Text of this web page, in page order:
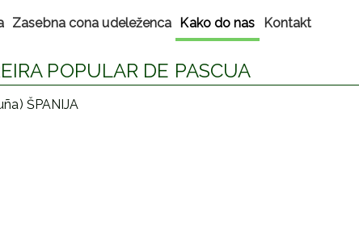
Zasebna cona udeleženca Kako do nas Kontakt
POPULAR DE PASCUA
ŠPANIJA